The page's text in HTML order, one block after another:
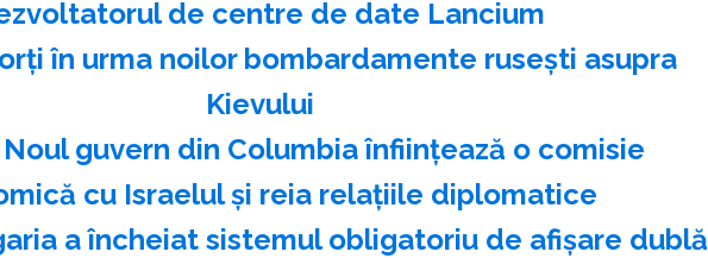
de centre de date Lancium
în urma noilor bombardamente ruseşti asupra
Kievului
guvern din Columbia înfiinţează o comisie
cu Israelul şi reia relaţiile diplomatice
a încheiat sistemul obligatoriu de afişare dublă